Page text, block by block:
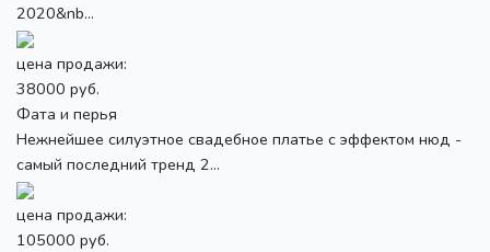
2020&nb...
цена продажи:
38000 руб.
Фата и перья
Нежнейшее силуэтное свадебное платье с эффектом нюд -
самый последний тренд 2...
цена продажи:
105000 руб.